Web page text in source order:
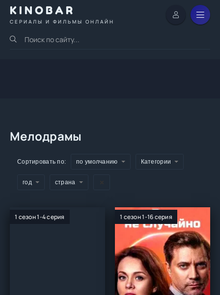
KINOBAR
СЕРИАЛЫ И ФИЛЬМЫ ОНЛАЙН
Мелодрамы
Сортировать по: по умолчанию Категории
год страна
1 сезон 1-4 серия 1 сезон 1-16 серия